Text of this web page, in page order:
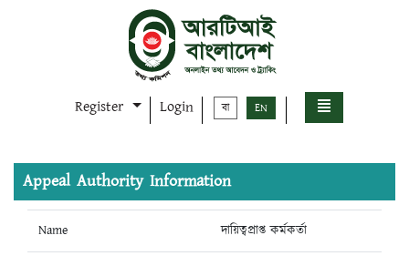
Register Login বা EN
Appeal Authority Information
Name দায়িত্বপ্রাপ্ত কর্মকর্তা